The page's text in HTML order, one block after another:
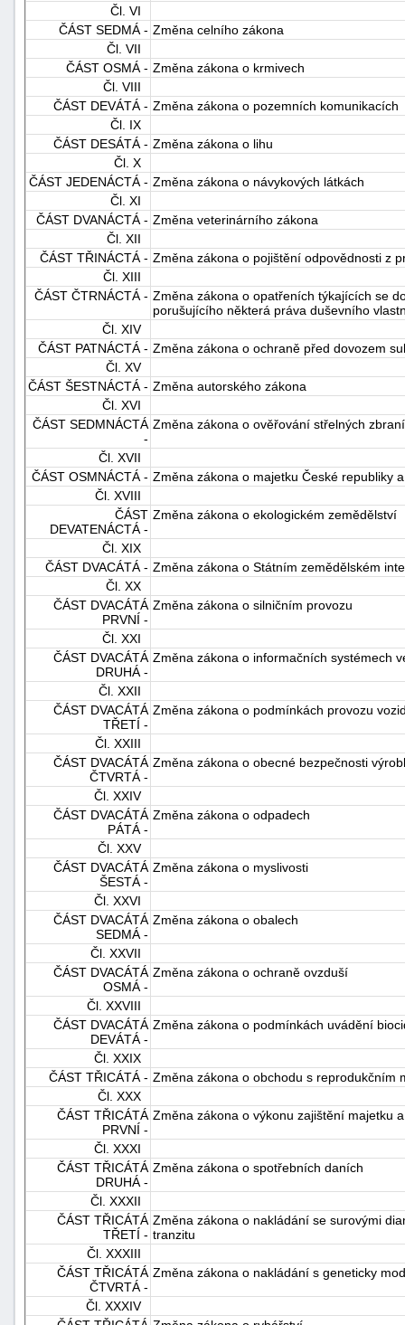
Čl. VI
ČÁST SEDMÁ - Změna celního zákona
Čl. VII
ČÁST OSMÁ - Změna zákona o krmivech
Čl. VIII
ČÁST DEVÁTÁ - Změna zákona o pozemních komunikacích
Čl. IX
ČÁST DESÁTÁ - Změna zákona o lihu
Čl. X
ČÁST JEDENÁCTÁ - Změna zákona o návykových látkách
Čl. XI
ČÁST DVANÁCTÁ - Změna veterinárního zákona
Čl. XII
ČÁST TŘINÁCTÁ - Změna zákona o pojištění odpovědnosti z
Čl. XIII
ČÁST ČTRNÁCTÁ - Změna zákona o opatřeních týkajících se
porušujícího některá práva duševního
Čl. XIV
ČÁST PATNÁCTÁ - Změna zákona o ochraně před dovozem
Čl. XV
ČÁST ŠESTNÁCTÁ - Změna autorského zákona
Čl. XVI
ČÁST SEDMNÁCTÁ
-
Změna zákona o ověřování střelných
Čl. XVII
ČÁST OSMNÁCTÁ - Změna zákona o majetku České republiky
Čl. XVIII
ČÁST
DEVATENÁCTÁ -
Změna zákona o ekologickém zemědělství
Čl. XIX
ČÁST DVACÁTÁ - Změna zákona o Státním zemědělském
Čl. XX
ČÁST DVACÁTÁ
PRVNÍ -
Změna zákona o silničním provozu
Čl. XXI
ČÁST DVACÁTÁ
DRUHÁ -
Změna zákona o informačních systémech
Čl. XXII
ČÁST DVACÁTÁ
TŘETÍ -
Změna zákona o podmínkách provozu
Čl. XXIII
ČÁST DVACÁTÁ
ČTVRTÁ -
Změna zákona o obecné bezpečnosti
Čl. XXIV
ČÁST DVACÁTÁ
PÁTÁ -
Změna zákona o odpadech
Čl. XXV
ČÁST DVACÁTÁ
ŠESTÁ -
Změna zákona o myslivosti
Čl. XXVI
ČÁST DVACÁTÁ
SEDMÁ -
Změna zákona o obalech
Čl. XXVII
ČÁST DVACÁTÁ
OSMÁ -
Změna zákona o ochraně ovzduší
Čl. XXVIII
ČÁST DVACÁTÁ
DEVÁTÁ -
Změna zákona o podmínkách uvádění
Čl. XXIX
ČÁST TŘICÁTÁ - Změna zákona o obchodu s reprodukčním
Čl. XXX
ČÁST TŘICÁTÁ
PRVNÍ -
Změna zákona o výkonu zajištění majetku
Čl. XXXI
ČÁST TŘICÁTÁ
DRUHÁ -
Změna zákona o spotřebních daních
Čl. XXXII
ČÁST TŘICÁTÁ
TŘETÍ -
Změna zákona o nakládání se surovými
tranzitu
Čl. XXXIII
ČÁST TŘICÁTÁ
ČTVRTÁ -
Změna zákona o nakládání s geneticky
Čl. XXXIV
škod"